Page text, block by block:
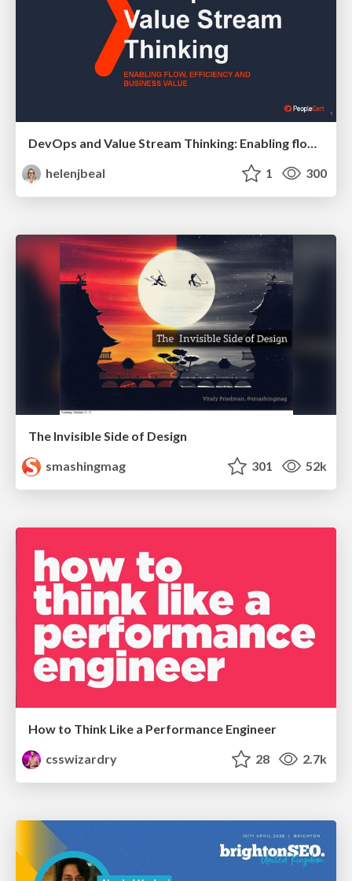
helenjbeal
1 300
The Invisible Side of Design
smashingmag
301 52k
How to Think Like a Performance Engineer
csswizardry
28 2.7k